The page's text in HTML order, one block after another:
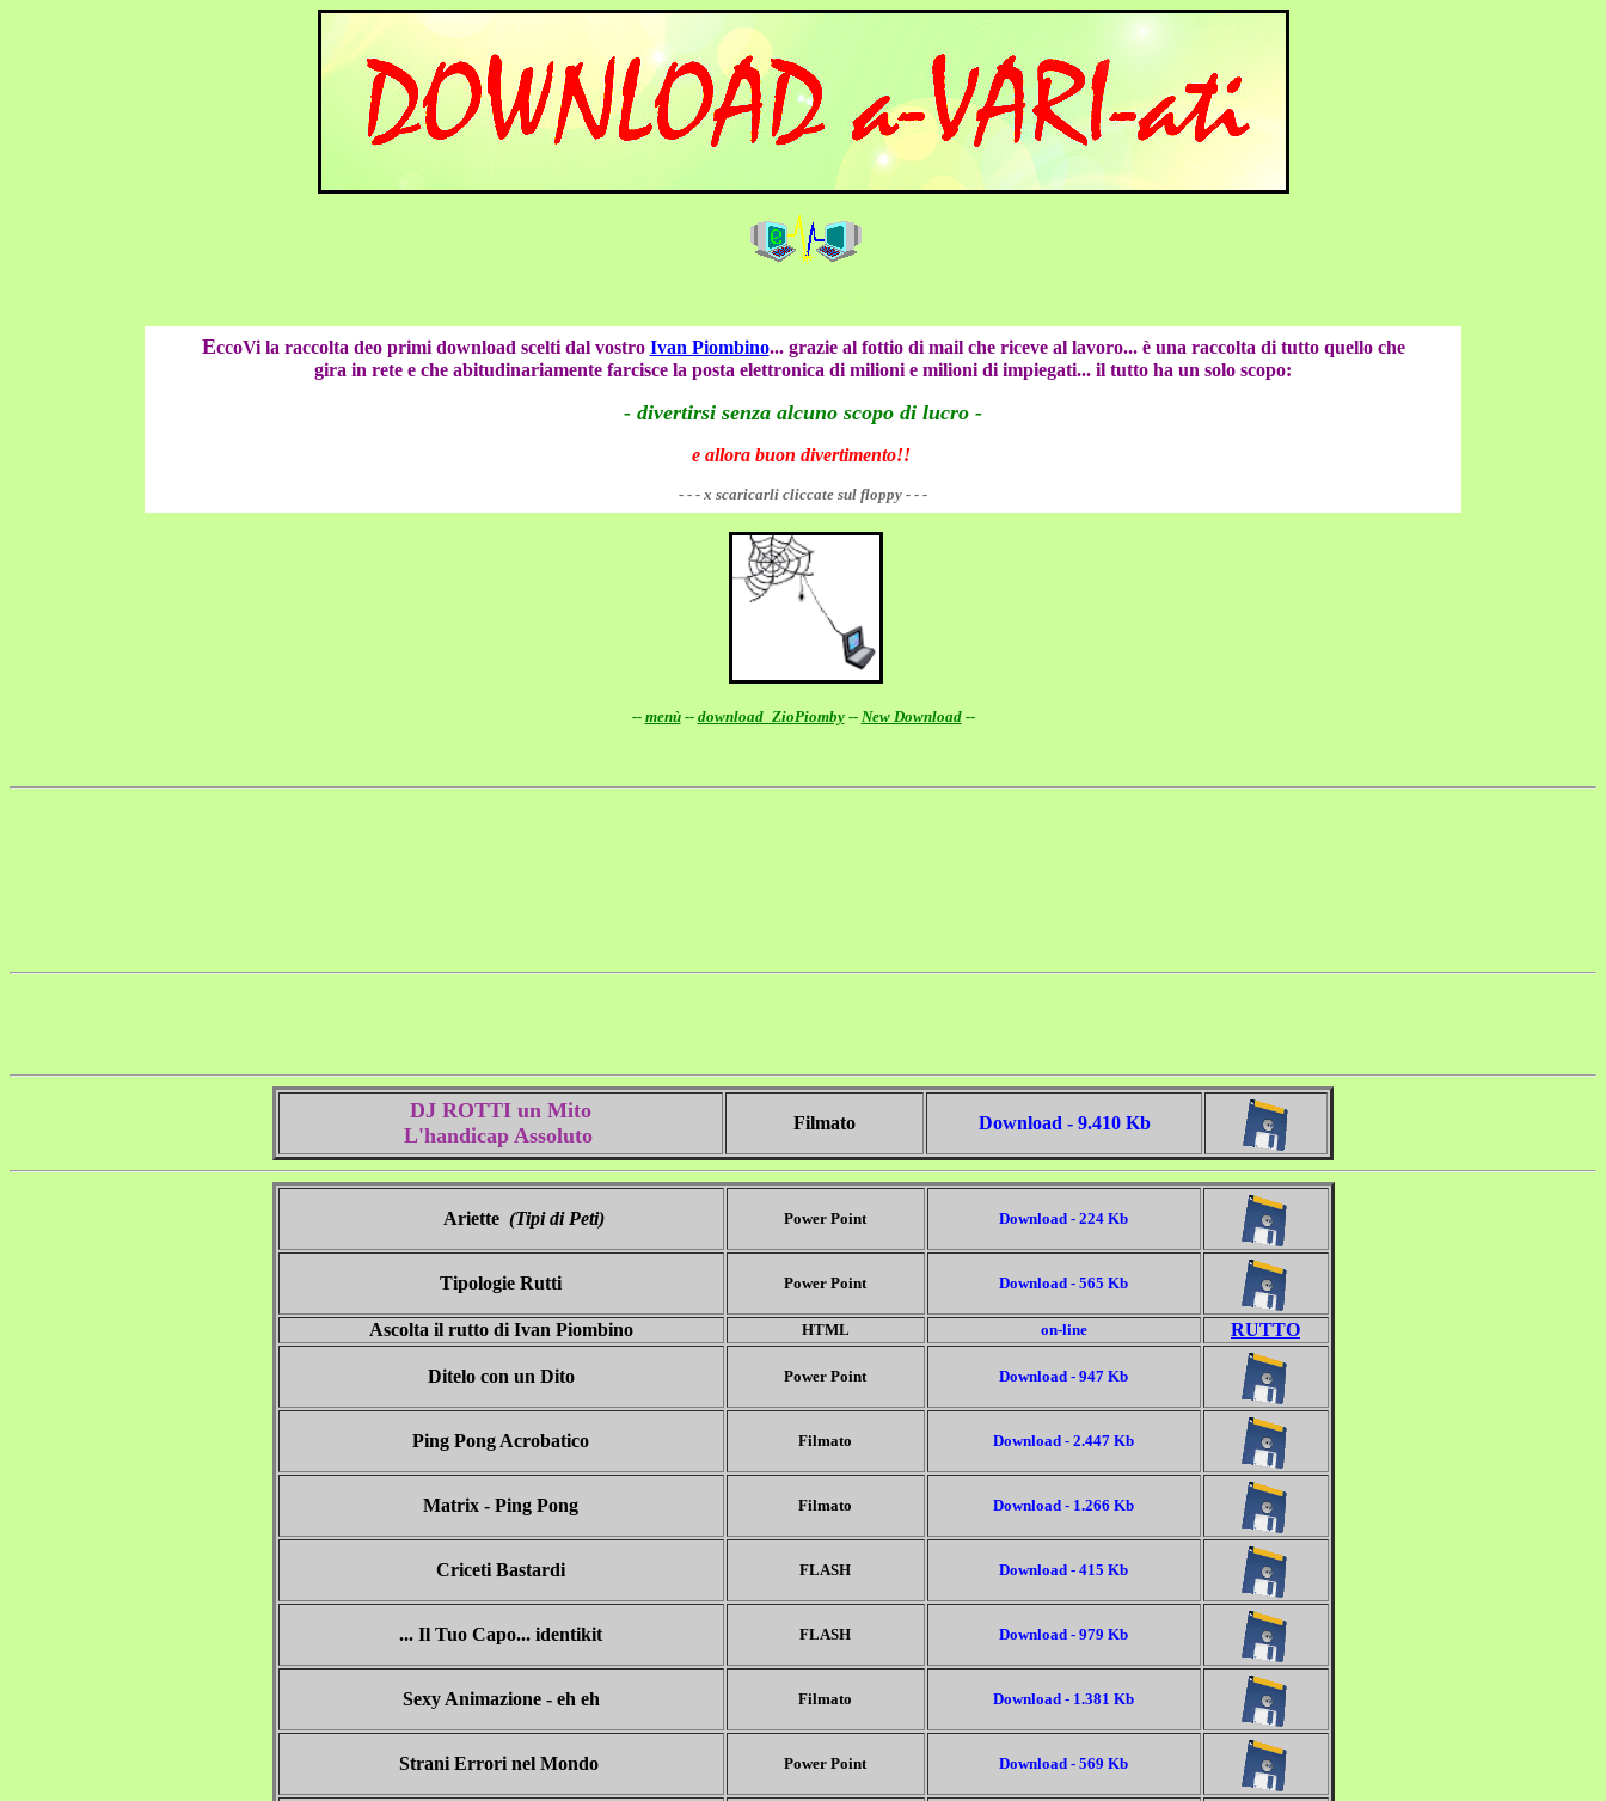
EccoVi la raccolta deo primi download scelti dal vostro Ivan Piombino... grazie al fottio di mail che riceve al lavoro... è una raccolta di tutto quello che
gira in rete e che abitudinariamente farcisce la posta elettronica di milioni e milioni di impiegati... il tutto ha un solo scopo:
- divertirsi senza alcuno scopo di lucro -
e allora buon divertimento!!
- - - x scaricarli cliccate sul floppy - - -
-- menù-- download_ZioPiomby-- New Download--
DJ ROTTI un Mito
L'handicap Assoluto
Filmato Download - 9.410 Kb
Ariette (Tipi di Peti) Power Point Download - 224 Kb
Tipologie Rutti Power Point Download - 565 Kb
Ascolta il rutto di Ivan Piombino HTML on-line RUTTO
Ditelo con un Dito Power Point Download - 947 Kb
Ping Pong Acrobatico Filmato Download - 2.447 Kb
Matrix - Ping Pong Filmato Download - 1.266 Kb
Criceti Bastardi FLASH Download - 415 Kb
... Il Tuo Capo... identikit FLASH Download - 979 Kb
Sexy Animazione - eh eh Filmato Download - 1.381 Kb
Strani Errori nel Mondo Power Point Download - 569 Kb